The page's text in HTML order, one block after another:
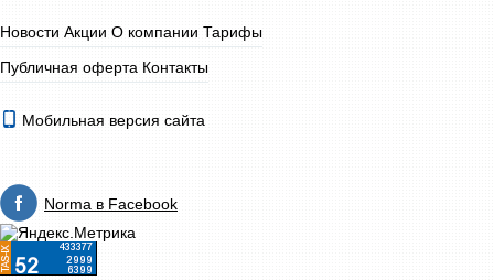
Новости Акции О компании Тарифы
Публичная оферта Контакты
Мобильная версия сайта
Norma в Facebook